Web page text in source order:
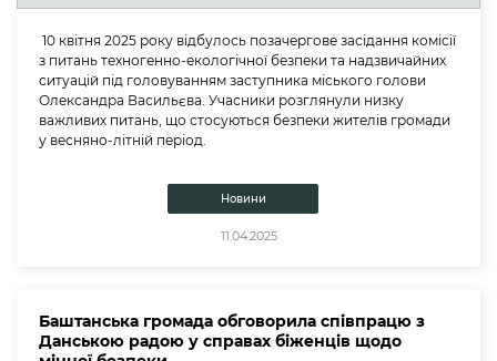
10 квітня 2025 року відбулось позачергове засідання комісії
з питань техногенно-екологічної безпеки та надзвичайних
ситуацій під головуванням заступника міського голови
Олександра Васильєва. Учасники розглянули низку
важливих питань, що стосуються безпеки жителів громади
у весняно-літній період.
Новини
11.04.2025
Баштанська громада обговорила співпрацю з
Данською радою у справах біженців щодо